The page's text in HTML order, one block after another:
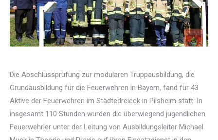
Die Abschlussprüfung zur modularen Truppausbildung, die
Grundausbildung für die Feuerwehren in Bayern, fand für 43
Aktive der Feuerwehren im Städtedreieck in Pilsheim statt. In
insgesamt 110 Stunden wurden die überwiegend jugendlichen
Feuerwehrler unter der Leitung von Ausbildungsleiter Michael